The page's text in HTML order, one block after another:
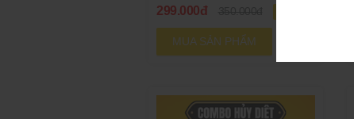
299.000đ
MUA SẢN PHẨM